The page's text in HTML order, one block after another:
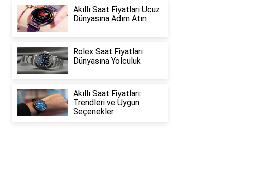
Akıllı Saat Fiyatları Ucuz
Dünyasına Adım Atın
Rolex Saat Fiyatları
Dünyasına Yolculuk
Akıllı Saat Fiyatları:
Trendleri ve Uygun
Seçenekler